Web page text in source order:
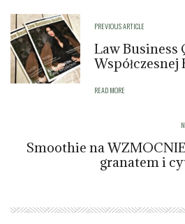
PREVIOUS ARTICLE
Law Business
READ MORE
Smoothie na
granatem i